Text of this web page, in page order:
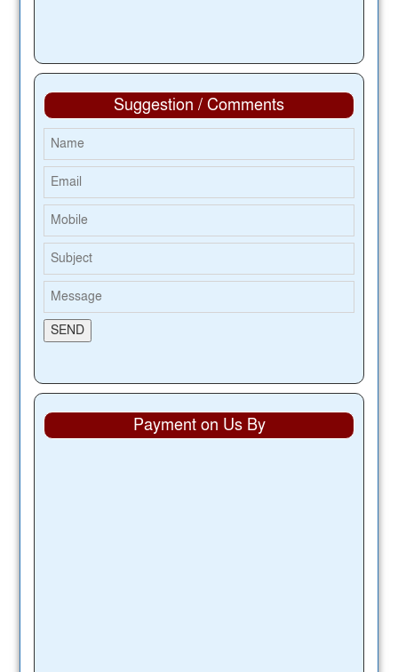
Suggestion / Comments
Payment on Us By